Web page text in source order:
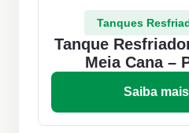
Tanques
Tanque
Meia Cana –
Saiba mais